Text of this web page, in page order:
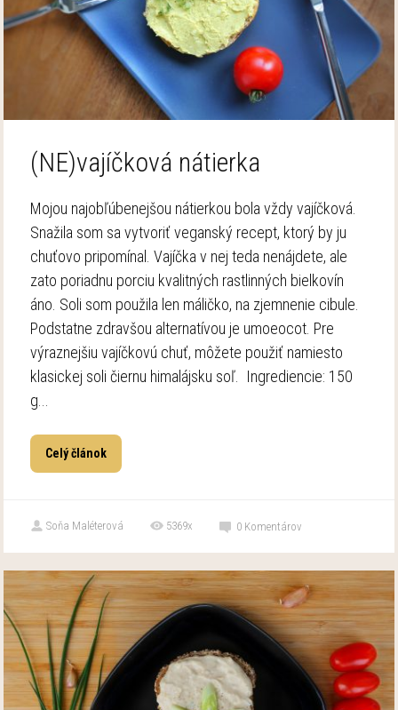
(NE)vajíčková nátierka
Mojou najobľúbenejšou nátierkou bola vždy vajíčková.
Snažila som sa vytvoriť veganský recept, ktorý by ju
chuťovo pripomínal. Vajíčka v nej teda nenájdete, ale
zato poriadnu porciu kvalitných rastlinných bielkovín
áno. Soli som použila len máličko, na zjemnenie cibule.
Podstatne zdravšou alternatívou je umoeocot. Pre
výraznejšiu vajíčkovú chuť, môžete použiť namiesto
klasickej soli čiernu himalájsku soľ. Ingrediencie: 150
g...
Celý článok
Soňa Maléterová 5369x 0 Komentárov